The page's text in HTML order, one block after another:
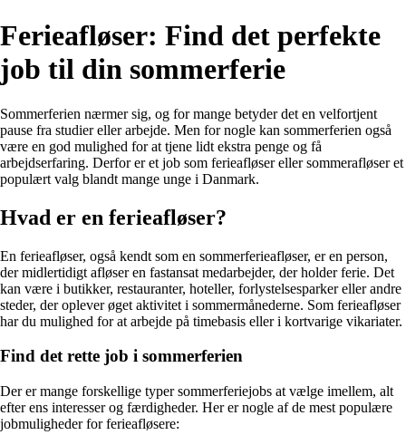
Ferieafløser: Find det perfekte
job til din sommerferie
Sommerferien nærmer sig, og for mange betyder det en velfortjent
pause fra studier eller arbejde. Men for nogle kan sommerferien også
være en god mulighed for at tjene lidt ekstra penge og få
arbejdserfaring. Derfor er et job som ferieafløser eller sommerafløser et
populært valg blandt mange unge i Danmark.
Hvad er en ferieafløser?
En ferieafløser, også kendt som en sommerferieafløser, er en person,
der midlertidigt afløser en fastansat medarbejder, der holder ferie. Det
kan være i butikker, restauranter, hoteller, forlystelsesparker eller andre
steder, der oplever øget aktivitet i sommermånederne. Som ferieafløser
har du mulighed for at arbejde på timebasis eller i kortvarige vikariater.
Find det rette job i sommerferien
Der er mange forskellige typer sommerferiejobs at vælge imellem, alt
efter ens interesser og færdigheder. Her er nogle af de mest populære
jobmuligheder for ferieafløsere: